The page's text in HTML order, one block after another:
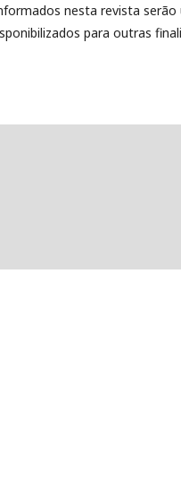
nesta revista
para outras